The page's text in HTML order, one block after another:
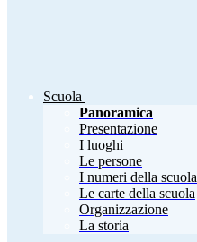
Scuola
Panoramica
Presentazione
I luoghi
Le persone
I numeri della scuola
Le carte della scuola
Organizzazione
La storia